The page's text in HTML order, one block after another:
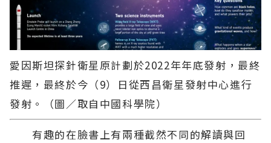
愛因斯坦探針衛星原計劃於2022年年底發射，最終
推遲，最終於今（9）日從西昌衛星發射中心進行
發射。（圖／取自中國科學院）
有趣的在臉書上有兩種截然不同的解讀與回